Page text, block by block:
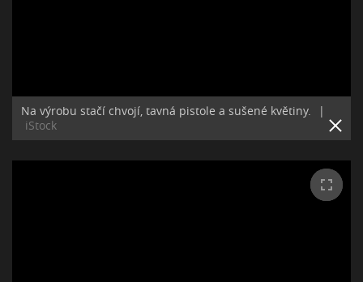
Na výrobu stačí chvojí, tavná pistole a sušené květiny.
|
iStock